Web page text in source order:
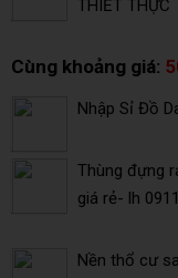
THIẾT THỰC
Cùng khoảng giá:
Nhập Sỉ Đồ
Thùng đựng
giá rẻ- lh
Nền thổ cư